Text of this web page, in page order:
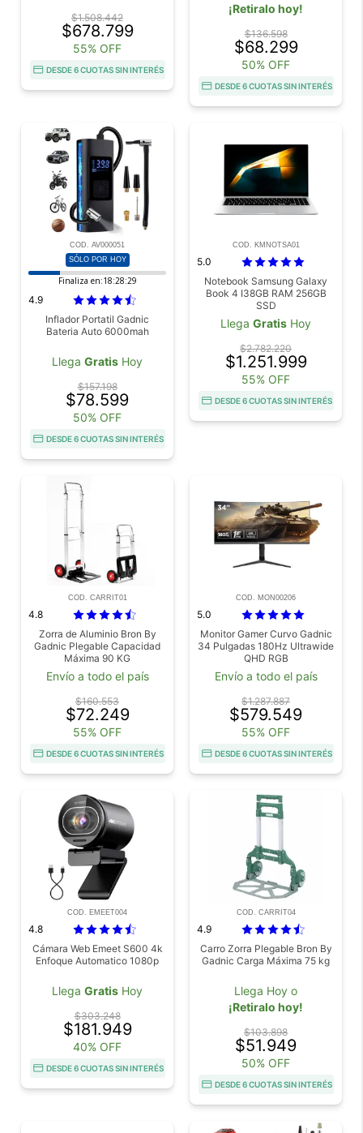
$1.508.442
$678.799
55% OFF
DESDE 6 CUOTAS SIN INTERÉS
¡Retiralo hoy!
$136.598
$68.299
50% OFF
DESDE 6 CUOTAS SIN INTERÉS
COD. AV000051
SÓLO POR HOY
Finaliza en:18:28:27
4.9
Inflador Portatil Gadnic
Bateria Auto 6000mah
Llega Gratis Hoy
$157.198
$78.599
50% OFF
DESDE 6 CUOTAS SIN INTERÉS
COD. KMNOTSA01
5.0
Notebook Samsung Galaxy
Book 4 I38GB RAM 256GB
SSD
Llega Gratis Hoy
$2.782.220
$1.251.999
55% OFF
DESDE 6 CUOTAS SIN INTERÉS
COD. CARRIT01
4.8
Zorra de Aluminio Bron By
Gadnic Plegable Capacidad
Máxima 90 KG
Envío a todo el país
$160.553
$72.249
55% OFF
DESDE 6 CUOTAS SIN INTERÉS
COD. MON00206
5.0
Monitor Gamer Curvo Gadnic
34 Pulgadas 180Hz Ultrawide
QHD RGB
Envío a todo el país
$1.287.887
$579.549
55% OFF
DESDE 6 CUOTAS SIN INTERÉS
COD. EMEET004
4.8
Cámara Web Emeet S600 4k
Enfoque Automatico 1080p
Llega Gratis Hoy
$303.248
$181.949
40% OFF
DESDE 6 CUOTAS SIN INTERÉS
COD. CARRIT04
4.9
Carro Zorra Plegable Bron By
Gadnic Carga Máxima 75 kg
Llega Hoy o
¡Retiralo hoy!
$103.898
$51.949
50% OFF
DESDE 6 CUOTAS SIN INTERÉS